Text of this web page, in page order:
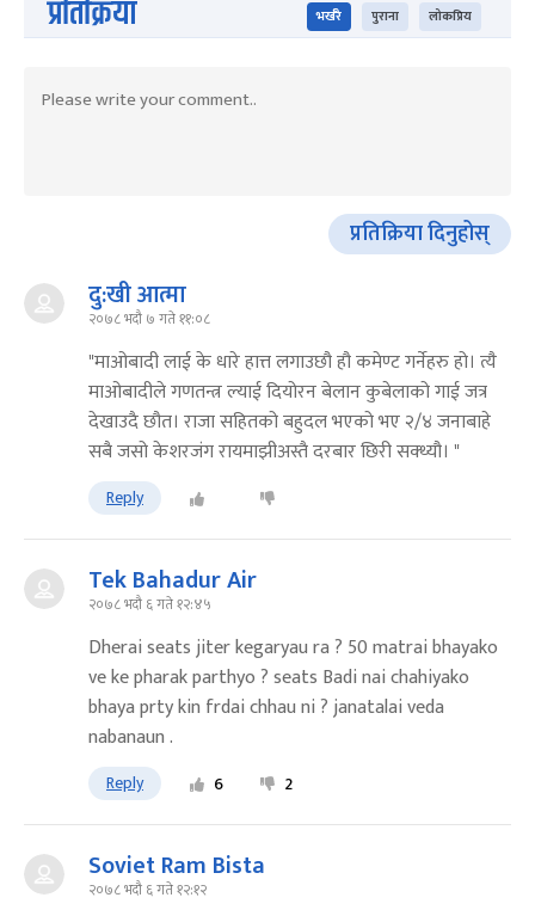
प्रतिक्रिया भर्खरै पुराना लोकप्रिय
प्रतिक्रिया दिनुहोस्
दु:खी आत्मा
२०७८ भदौ ७ गते ११:०८
"माओबादी लाई के धारे हात्त लगाउछौ हौ कमेण्ट गर्नेहरु हो। त्यै
माओबादीले गणतन्त्र ल्याई दियोरन बेलान कुबेलाको गाई जत्र
देखाउदै छौत। राजा सहितको बहुदल भएको भए २/४ जनाबाहे
सबै जसो केशरजंग रायमाझीअस्तै दरबार छिरी सक्थ्यौ। "
Reply
Tek Bahadur Air
२०७८ भदौ ६ गते १२:४५
Dherai seats jiter kegaryau ra ? 50 matrai bhayako
ve ke pharak parthyo ? seats Badi nai chahiyako
bhaya prty kin frdai chhau ni ? janatalai veda
nabanaun .
Reply 6 2
Soviet Ram Bista
२०७८ भदौ ६ गते १२:१२